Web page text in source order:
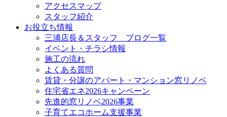
アクセスマップ
スタッフ紹介
お役立ち情報
三浦店長＆スタッフ ブログ一覧
イベント・チラシ情報
施工の流れ
よくある質問
賃貸・分譲のアパート・マンション窓リノベ
住宅省エネ2026キャンペーン
先進的窓リノベ2026事業
子育てエコホーム支援事業